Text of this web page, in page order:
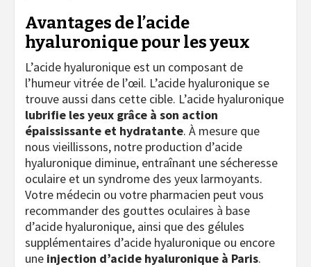
Avantages de l’acide
hyaluronique pour les yeux
L’acide hyaluronique est un composant de
l’humeur vitrée de l’œil. L’acide hyaluronique se
trouve aussi dans cette cible. L’acide hyaluronique
lubrifie les yeux grâce à son action
épaississante et hydratante. À mesure que
nous vieillissons, notre production d’acide
hyaluronique diminue, entraînant une sécheresse
oculaire et un syndrome des yeux larmoyants.
Votre médecin ou votre pharmacien peut vous
recommander des gouttes oculaires à base
d’acide hyaluronique, ainsi que des gélules
supplémentaires d’acide hyaluronique ou encore
une injection d’acide hyaluronique à Paris.